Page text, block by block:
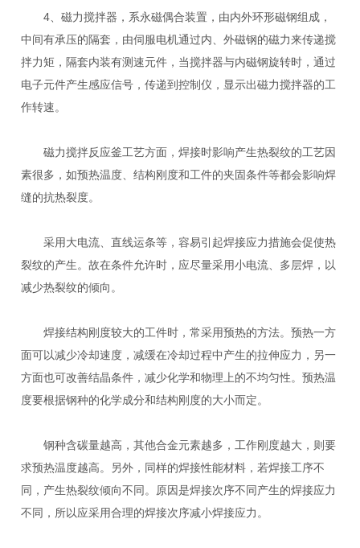
4、磁力搅拌器，系永磁偶合装置，由内外环形磁钢组成，
中间有承压的隔套，由伺服电机通过内、外磁钢的磁力来传递搅
拌力矩，隔套内装有测速元件，当搅拌器与内磁钢旋转时，通过
电子元件产生感应信号，传递到控制仪，显示出磁力搅拌器的工
作转速。
磁力搅拌反应釜工艺方面，焊接时影响产生热裂纹的工艺因
素很多，如预热温度、结构刚度和工件的夹固条件等都会影响焊
缝的抗热裂度。
采用大电流、直线运条等，容易引起焊接应力措施会促使热
裂纹的产生。故在条件允许时，应尽量采用小电流、多层焊，以
减少热裂纹的倾向。
焊接结构刚度较大的工件时，常采用预热的方法。预热一方
面可以减少冷却速度，减缓在冷却过程中产生的拉伸应力，另一
方面也可改善结晶条件，减少化学和物理上的不均匀性。预热温
度要根据钢种的化学成分和结构刚度的大小而定。
钢种含碳量越高，其他合金元素越多，工作刚度越大，则要
求预热温度越高。另外，同样的焊接性能材料，若焊接工序不
同，产生热裂纹倾向不同。原因是焊接次序不同产生的焊接应力
不同，所以应采用合理的焊接次序减小焊接应力。